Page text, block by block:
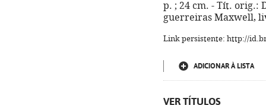
p. ; 24 cm. - Tít. orig.:
guerreiras Maxwell,
Link persistente: http://
ADICIONAR À LISTA
VER TÍTULOS